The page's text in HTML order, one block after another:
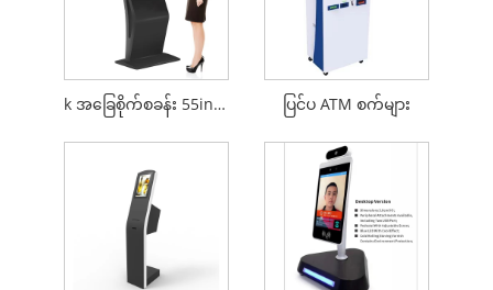
k အခြေစိုက်စခန်း 55inch ကြမ်းပြင် standing သတင်းအချက်အလက် kiosk ပြင်ပ ATM စက်များ